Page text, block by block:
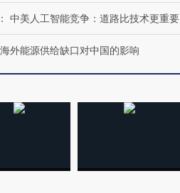
： 中美人工智能竞争：道路比技术更重要
海外能源供给缺口对中国的影响